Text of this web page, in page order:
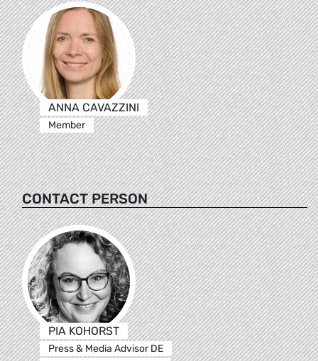
ANNA CAVAZZINI
Member
CONTACT PERSON
PIA KOHORST
Press & Media Advisor DE